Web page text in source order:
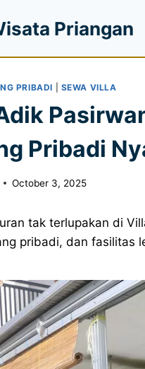
Priangan
PRIBADI SEWA VILLA
Pribadi
October 3, 2025
tak terlupakan di
pribadi, dan fasilitas